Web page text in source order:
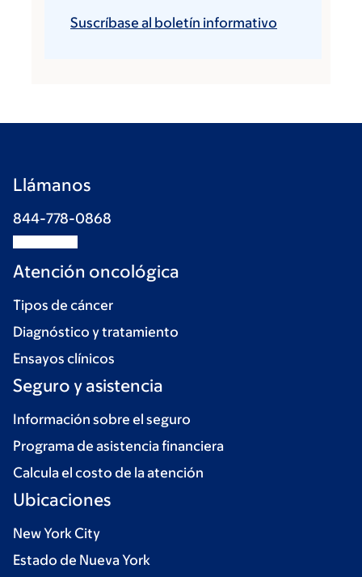
Suscríbase al boletín informativo
Llámanos
844-778-0868
Atención oncológica
Tipos de cáncer
Diagnóstico y tratamiento
Ensayos clínicos
Seguro y asistencia
Información sobre el seguro
Programa de asistencia financiera
Calcula el costo de la atención
Ubicaciones
New York City
Estado de Nueva York